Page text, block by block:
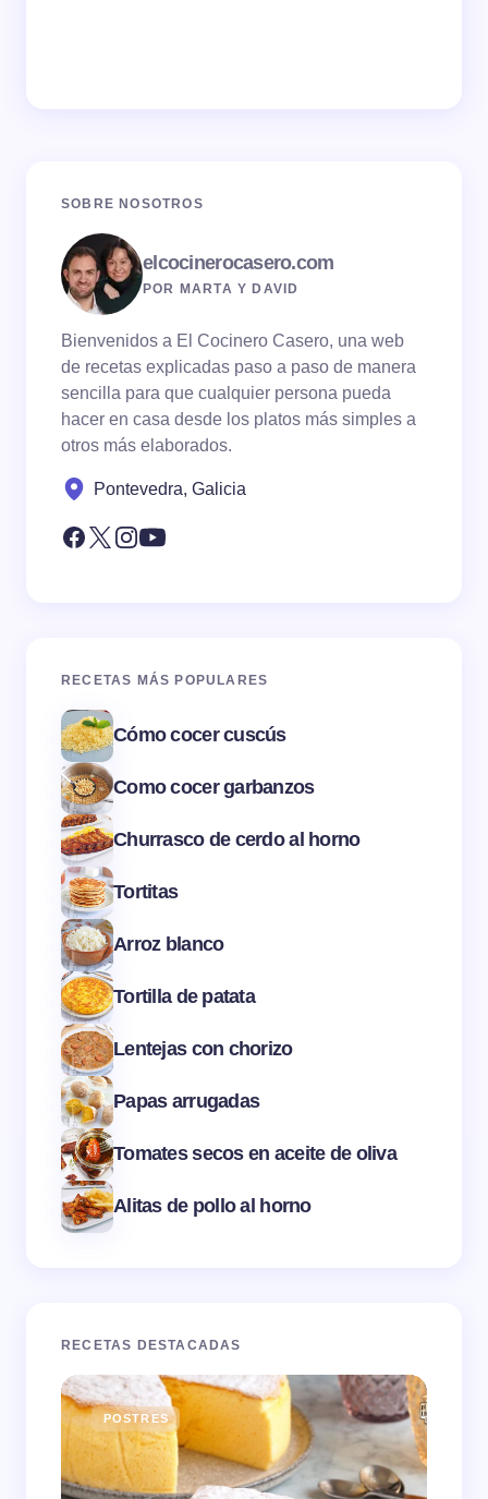
SOBRE NOSOTROS
elcocinerocasero.com
POR MARTA Y DAVID
Bienvenidos a El Cocinero Casero, una web
de recetas explicadas paso a paso de manera
sencilla para que cualquier persona pueda
hacer en casa desde los platos más simples a
otros más elaborados.
Pontevedra, Galicia
RECETAS MÁS POPULARES
Cómo cocer cuscús
Como cocer garbanzos
Churrasco de cerdo al horno
Tortitas
Arroz blanco
Tortilla de patata
Lentejas con chorizo
Papas arrugadas
Tomates secos en aceite de oliva
Alitas de pollo al horno
RECETAS DESTACADAS
POSTRES